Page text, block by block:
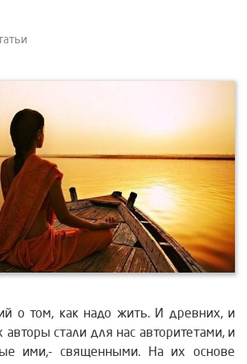
о том, как надо жить. И древних, и
стали для нас авторитетами, и
ими,- священными. На их основе